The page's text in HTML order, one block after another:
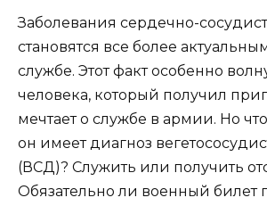
Заболевания сердечно-
становятся все более
службе. Этот факт особенно
человека, который получил
мечтает о службе в армии. Но
он имеет диагноз
(ВСД)? Служить или получить
Обязательно ли военный билет